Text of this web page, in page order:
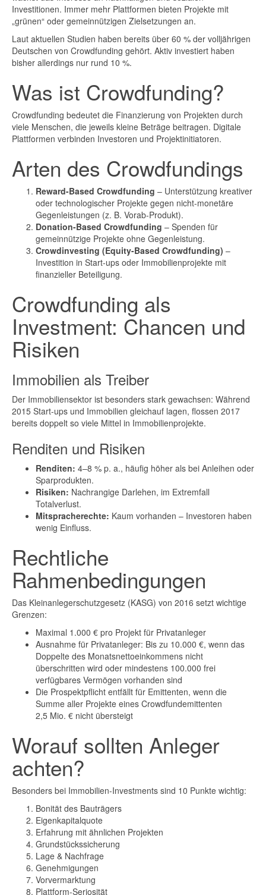
Investitionen. Immer mehr Plattformen bieten Projekte mit
„grünen“ oder gemeinnützigen Zielsetzungen an.
Laut aktuellen Studien haben bereits über 60 % der volljährigen
Deutschen von Crowdfunding gehört. Aktiv investiert haben
bisher allerdings nur rund 10 %.
Was ist Crowdfunding?
Crowdfunding bedeutet die Finanzierung von Projekten durch
viele Menschen, die jeweils kleine Beträge beitragen. Digitale
Plattformen verbinden Investoren und Projektinitiatoren.
Arten des Crowdfundings
Reward-Based Crowdfunding – Unterstützung kreativer
oder technologischer Projekte gegen nicht-monetäre
Gegenleistungen (z. B. Vorab-Produkt).
Donation-Based Crowdfunding – Spenden für
gemeinnützige Projekte ohne Gegenleistung.
Crowdinvesting (Equity-Based Crowdfunding) –
Investition in Start-ups oder Immobilienprojekte mit
finanzieller Beteiligung.
Crowdfunding als
Investment: Chancen und
Risiken
Immobilien als Treiber
Der Immobiliensektor ist besonders stark gewachsen: Während
2015 Start-ups und Immobilien gleichauf lagen, flossen 2017
bereits doppelt so viele Mittel in Immobilienprojekte.
Renditen und Risiken
Renditen: 4–8 % p. a., häufig höher als bei Anleihen oder
Sparprodukten.
Risiken: Nachrangige Darlehen, im Extremfall
Totalverlust.
Mitspracherechte: Kaum vorhanden – Investoren haben
wenig Einfluss.
Rechtliche
Rahmenbedingungen
Das Kleinanlegerschutzgesetz (KASG) von 2016 setzt wichtige
Grenzen:
Maximal 1.000 € pro Projekt für Privatanleger
Ausnahme für Privatanleger: Bis zu 10.000 €, wenn das
Doppelte des Monatsnettoeinkommens nicht
überschritten wird oder mindestens 100.000 frei
verfügbares Vermögen vorhanden sind
Die Prospektpflicht entfällt für Emittenten, wenn die
Summe aller Projekte eines Crowdfundemittenten
2,5 Mio. € nicht übersteigt
Worauf sollten Anleger
achten?
Besonders bei Immobilien-Investments sind 10 Punkte wichtig:
Bonität des Bauträgers
Eigenkapitalquote
Erfahrung mit ähnlichen Projekten
Grundstückssicherung
Lage & Nachfrage
Genehmigungen
Vorvermarktung
Plattform-Seriosität